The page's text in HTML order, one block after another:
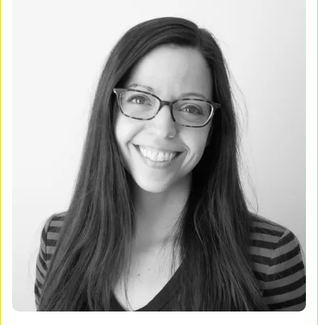
Mon Salon
Programmation
Pour enregistrer vos favoris,
connectez-vous ou créez votre profil
Mon Salon